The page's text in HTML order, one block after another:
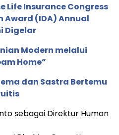
Life Insurance Congress
(IDA) Annual
Digelar
Modern melalui
Home”
dan Sastra Bertemu
sebagai Direktur Human